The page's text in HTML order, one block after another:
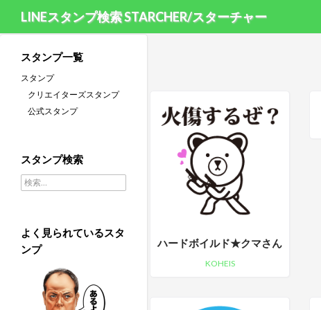
LINEスタンプ検索 STARCHER/スターチャー
ハードボイルド★クマさん
KOHEIS
スタンプ一覧
スタンプ
クリエイターズスタンプ
公式スタンプ
スタンプ検索
検索:
よく見られているスタ
ンプ